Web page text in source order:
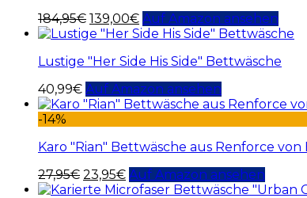
184,95€ 139,00€ Auf Amazon ansehen
Lustige "Her Side His Side" Bettwäsche
40,99€ Auf Amazon ansehen
-14%
Karo "Rian" Bettwäsche aus Renforce von
27,95€ 23,95€ Auf Amazon ansehen